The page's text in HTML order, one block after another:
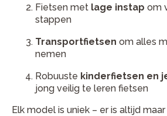
Fietsen met lage instap om
stappen
Transportfietsen om alles
nemen
Robuuste kinderfietsen en
jong veilig te leren fietsen
Elk model is uniek – er is altijd